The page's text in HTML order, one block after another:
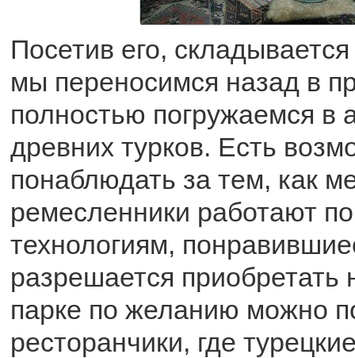
Посетив его,
мы переносимся назад в
полностью погружаемся в
древних турков. Есть
понаблюдать за тем, как
ремесленники работают
технологиям,
разрешается
парке по желанию можно
ресторанчики, где